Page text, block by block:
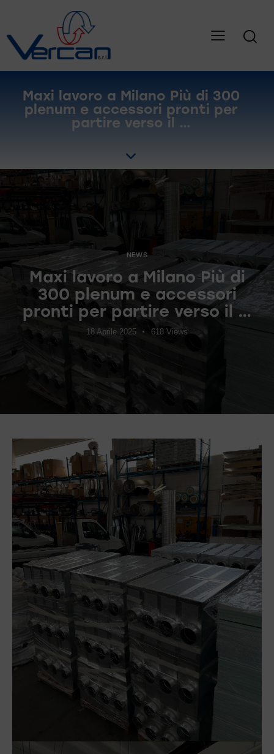
Maxi lavoro a Milano Più di 300
plenum e accessori pronti per
partire verso il …
NEWS
Maxi lavoro a Milano Più di
300 plenum e accessori
pronti per partire verso il …
18 Aprile 2025 618 Views